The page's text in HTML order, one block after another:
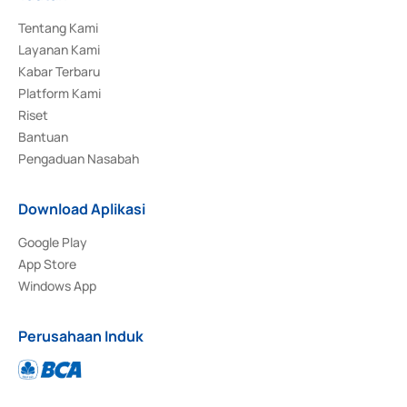
Tentang Kami
Layanan Kami
Kabar Terbaru
Platform Kami
Riset
Bantuan
Pengaduan Nasabah
Download Aplikasi
Google Play
App Store
Windows App
Perusahaan Induk